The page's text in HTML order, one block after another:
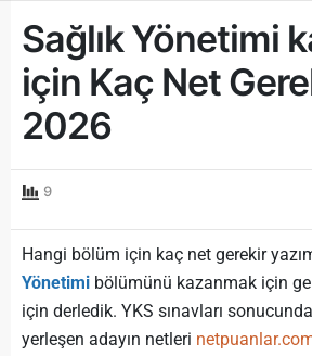
Sağlık Yönetimi
için Kaç Net
2026
9
Hangi bölüm için kaç net gerekir
Yönetimi bölümünü kazanmak için
için derledik. YKS sınavları
yerleşen adayın netleri